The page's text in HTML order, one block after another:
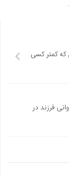
که کمتر کسی
فرزند در